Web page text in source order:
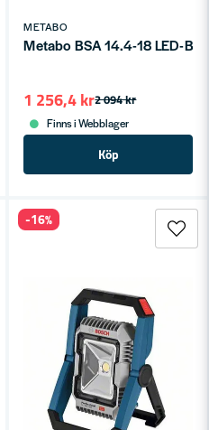
14,4-18V (Utan batterier)
METABO
Metabo BSA 14.4-18 LED-
2 094 kr
1 256,4 kr
Finns i Webblager
Köp
-16%